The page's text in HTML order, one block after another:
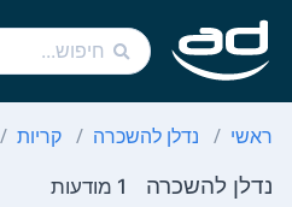
ראשי נדלן להשכרה קריות
נדלן להשכרה 1 מודעות